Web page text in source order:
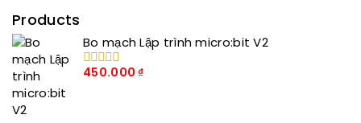
Products
Bo mạch Lập trình micro:bit V2
0
450.000₫